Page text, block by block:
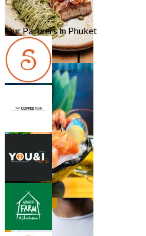
Italienisch
26 Outlets
Japanisch
24 Outlets
Our Partners in Phuket